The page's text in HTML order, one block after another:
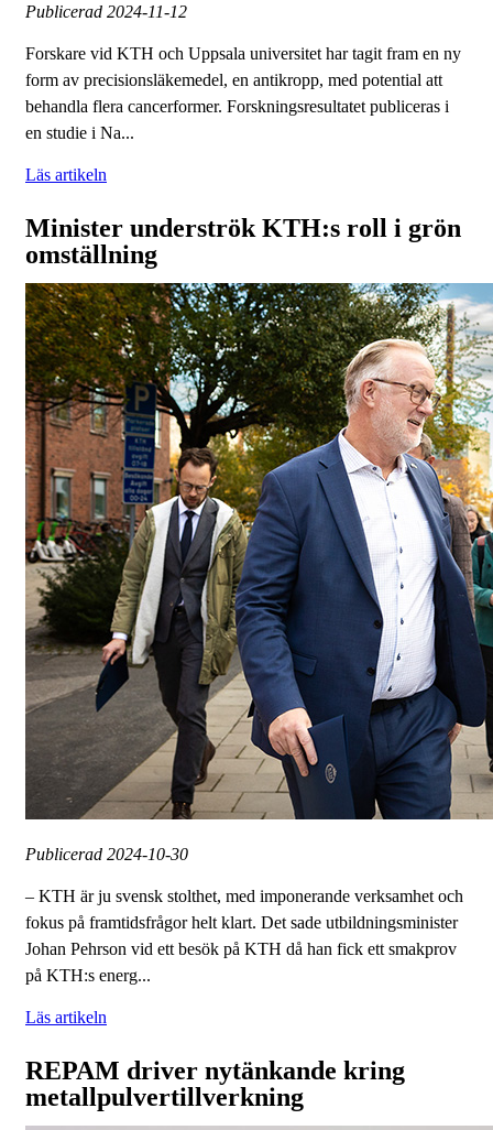
Publicerad 2024-11-12
Forskare vid KTH och Uppsala universitet har tagit fram en ny
form av precisionsläkemedel, en antikropp, med potential att
behandla flera cancerformer. Forskningsresultatet publiceras i
en studie i Na...
Läs artikeln
Minister underströk KTH:s roll i grön
omställning
Publicerad 2024-10-30
– KTH är ju svensk stolthet, med imponerande verksamhet och
fokus på framtidsfrågor helt klart. Det sade utbildningsminister
Johan Pehrson vid ett besök på KTH då han fick ett smakprov
på KTH:s energ...
Läs artikeln
REPAM driver nytänkande kring
metallpulvertillverkning